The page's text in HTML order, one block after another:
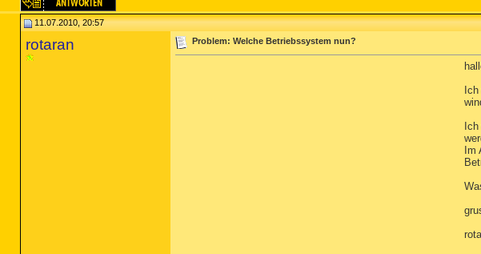
11.07.2010, 20:57
rotaran Problem: Welche Betriebssystem nun?
Im